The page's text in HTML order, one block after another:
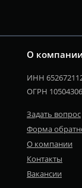
О компании
ИНН
ОГРН
Задать вопрос
Форма
О компании
Контакты
Вакансии